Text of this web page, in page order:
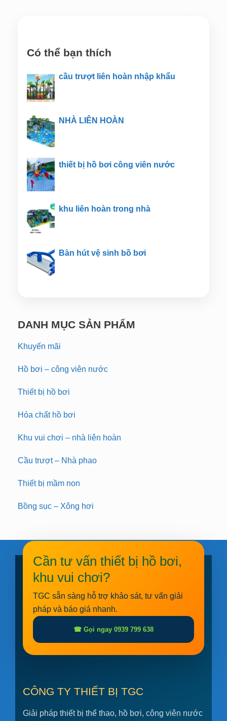
Có thể bạn thích
cầu trượt liên hoàn nhập khẩu
NHÀ LIÊN HOÀN
thiết bị hồ bơi công viên nước
khu liên hoàn trong nhà
Bàn hút vệ sinh bồ bơi
DANH MỤC SẢN PHẨM
Khuyến mãi
Hồ bơi – công viên nước
Thiết bị hồ bơi
Hóa chất hồ bơi
Khu vui chơi – nhà liên hoàn
Cầu trượt – Nhà phao
Thiết bị mầm non
Bồng sục – Xông hơi
Cần tư vấn thiết bị hồ bơi,
khu vui chơi?
TGC sẵn sàng hỗ trợ khảo sát, tư vấn giải
pháp và báo giá nhanh.
☎ Gọi ngay 0939 799 638
CÔNG TY THIẾT BỊ TGC
Giải pháp thiết bị thể thao, hồ bơi, công viên nước